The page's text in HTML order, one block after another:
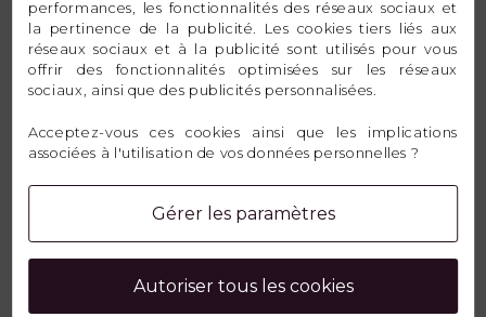
Email
Message
performances, les fonctionnalités des réseaux sociaux et
la pertinence de la publicité. Les cookies tiers liés aux
réseaux sociaux et à la publicité sont utilisés pour vous
offrir des fonctionnalités optimisées sur les réseaux
sociaux, ainsi que des publicités personnalisées.
Acceptez-vous ces cookies ainsi que les implications
associées à l'utilisation de vos données personnelles ?
Gérer les paramètres
Autoriser tous les cookies